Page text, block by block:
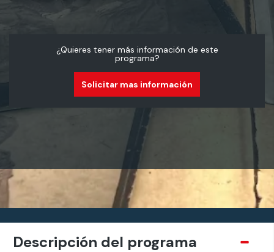
¿Quieres tener más información de este
programa?
Solicitar mas información
Descripción del programa